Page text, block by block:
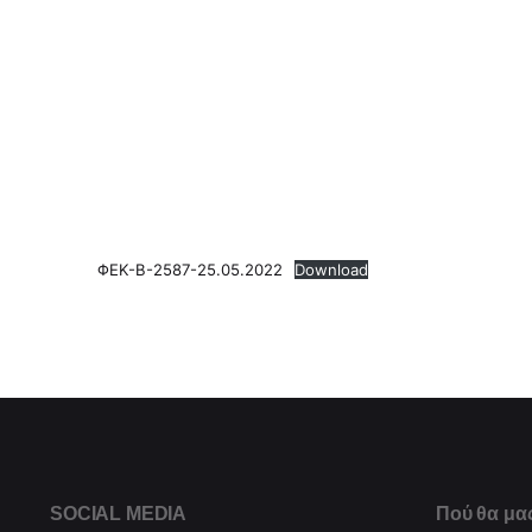
ΦΕΚ-B-2587-25.05.2022 Download
SOCIAL MEDIA Πού θα